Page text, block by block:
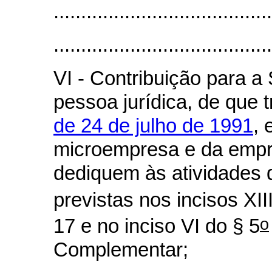
VI - Contribuição para a
pessoa jurídica, de que
de 24 de julho de 1991,
microempresa e da
dediquem às atividades
previstas nos incisos
17 e no inciso VI do § 5o
Complementar;